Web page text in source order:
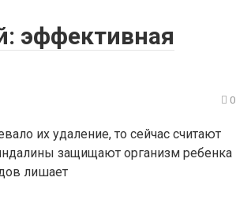
эффективная
0
их удаление, то сейчас считают
защищают организм ребенка
лишает